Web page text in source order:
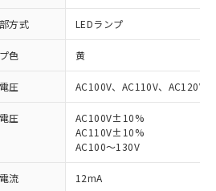
方式 LEDランプ
色 黄
圧 AC100V、AC110V、AC120V
圧
AC100V±10%
AC110V±10%
AC100～130V
流 12mA
RoHS指令（10物質）の
た製品が提供可能な商品で